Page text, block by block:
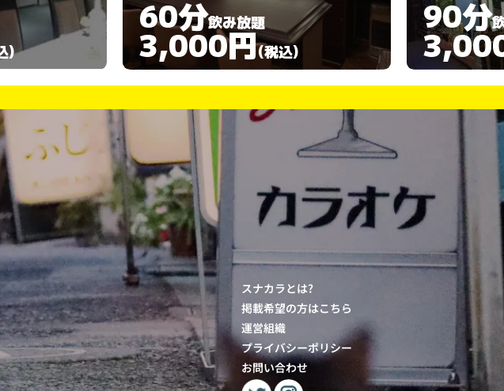
)
90分飲み放題
3,000円(税込)
120
スナカラとは?
掲載希望の方はこちら
運営組織
プライバシーポリシー
お問い合わせ